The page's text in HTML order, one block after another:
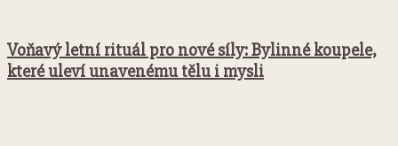
Voňavý letní rituál pro nové síly: Bylinné koupele,
které uleví unavenému tělu i mysli